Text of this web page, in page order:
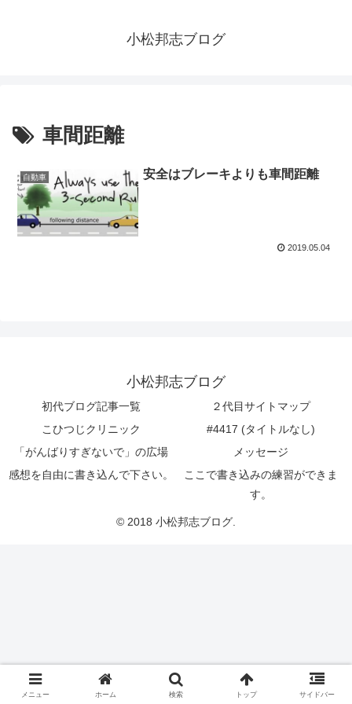
小松邦志ブログ
車間距離
自動車 安全はブレーキよりも車間距離
2019.05.04
小松邦志ブログ
初代ブログ記事一覧
２代目サイトマップ
こひつじクリニック
#4417 (タイトルなし)
「がんばりすぎないで」の広場
メッセージ
感想を自由に書き込んで下さい。
ここで書き込みの練習ができま
す。
© 2018 小松邦志ブログ.
メニュー ホーム 検索 トップ サイドバー